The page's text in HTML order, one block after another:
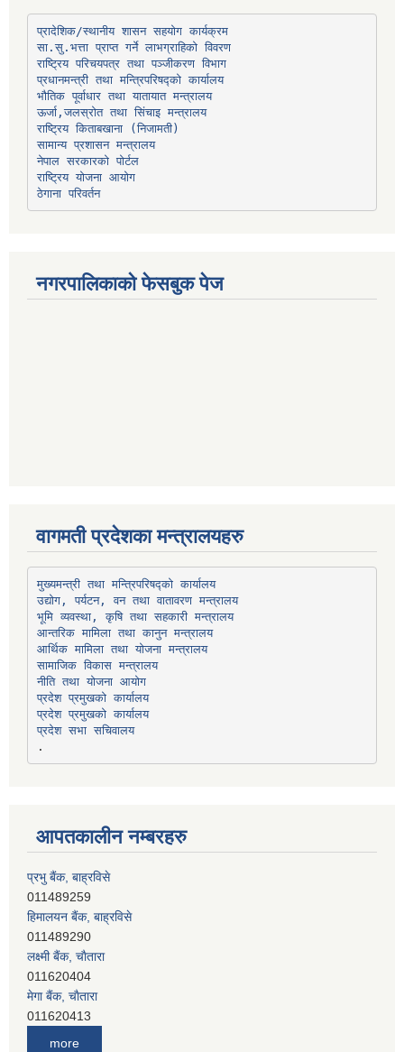
प्रादेशिक/स्थानीय शासन सहयोग कार्यक्रम
सा.सु.भत्ता प्राप्त गर्ने लाभग्राहिको विवरण
राष्ट्रिय परिचयपत्र तथा पञ्‍जीकरण विभाग
प्रधानमन्त्री तथा मन्त्रिपरिषद्को कार्यालय
भौतिक पूर्वाधार तथा यातायात मन्त्रालय
ऊर्जा,जलस्रोत तथा सिंचाइ मन्त्रालय
सामान्य प्रशासन मन्त्रालय
नेपाल सरकारको पोर्टल
राष्ट्रिय योजना आयोग
ठेगाना परिवर्तन
नगरपालिकाको फेसबुक पेज
वागमती प्रदेशका मन्त्रालयहरु
मुख्यमन्त्री तथा मन्त्रिपरिषद्को कार्यालय
उद्योग, पर्यटन, वन तथा वातावरण मन्त्रालय
भूमि व्यवस्था, कृषि तथा सहकारी मन्त्रालय
आन्तरिक मामिला तथा कानुन मन्त्रालय
आर्थिक मामिला तथा योजना मन्त्रालय
सामाजिक विकास मन्त्रालय
नीति तथा योजना आयोग
प्रदेश प्रमुखको कार्यालय
प्रदेश प्रमुखको कार्यालय
प्रदेश सभा सचिवालय
आपतकालीन नम्बरहरु
प्रभु बैंक, बाह्रविसे
011489259
हिमालयन बैंक, बाह्रविसे
011489290
लक्ष्मी बैंक, चाैतारा
011620404
मेगा बैंक, चाैतारा
011620413
जनता बैंक, चाैतारा
011620406
more